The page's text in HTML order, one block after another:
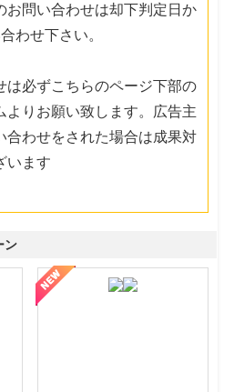
お問い合わせは却下判定日か
わせ下さい。
必ずこちらのページ下部の
よりお願い致します。広告主
合わせをされた場合は成果対
います
ン